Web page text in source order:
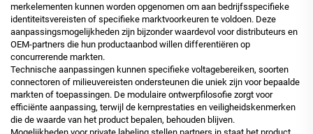
merkelementen kunnen worden opgenomen om aan bedrijfsspecifieke
identiteitsvereisten of specifieke marktvoorkeuren te voldoen. Deze
aanpassingsmogelijkheden zijn bijzonder waardevol voor distributeurs en
OEM-partners die hun productaanbod willen differentiëren op
concurrerende markten.
Technische aanpassingen kunnen specifieke voltagebereiken, soorten
connectoren of milieuvereisten ondersteunen die uniek zijn voor bepaalde
markten of toepassingen. De modulaire ontwerpfilosofie zorgt voor
efficiënte aanpassing, terwijl de kernprestaties en veiligheidskenmerken
die de waarde van het product bepalen, behouden blijven.